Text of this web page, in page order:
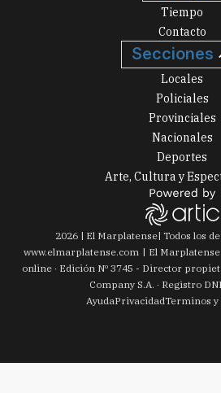
Tiempo
Contacto
Secciones
Locales
Policiales
Provinciales
Nacionales
Deportes
Arte, Cultura y
2026| El Marplatense| Todos los
www.elmarplatense.com
El
online · Edición Nº 3745 - Director
Company S.A. · Registro
AyudaPrivacidadTerminos y